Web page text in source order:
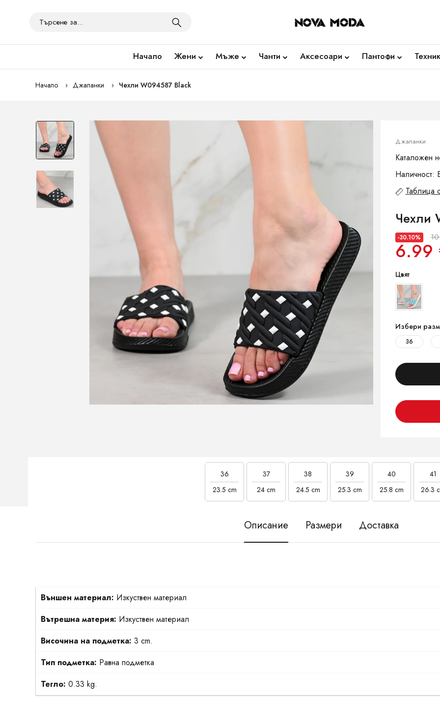
Начало Жени Мъже Чанти Аксесоари Пантофи
Начало Джапанки Чехли W094587 Black
Джапанки
Каталожен
Наличност:
Таблица
Чехли
-30.10%
6.99
Цвят
Избери
36
36
23.5 cm
37
24 cm
38
24.5 cm
39
25.3 cm
40
25.8 cm
41
26.3
Описание Размери Доставка
Външен материал: Изкуствен материал
Вътрешна материя: Изкуствен материал
Височина на подметка: 3 cm.
Тип подметка: Равна подметка
Тегло: 0.33 kg.